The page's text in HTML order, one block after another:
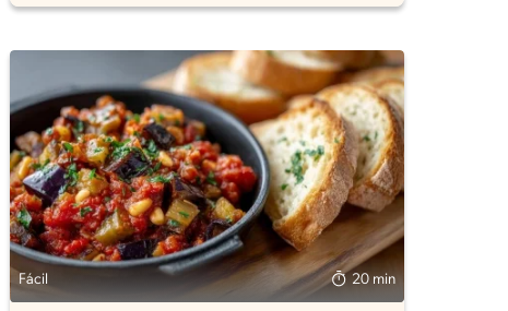
Fácil 20 min